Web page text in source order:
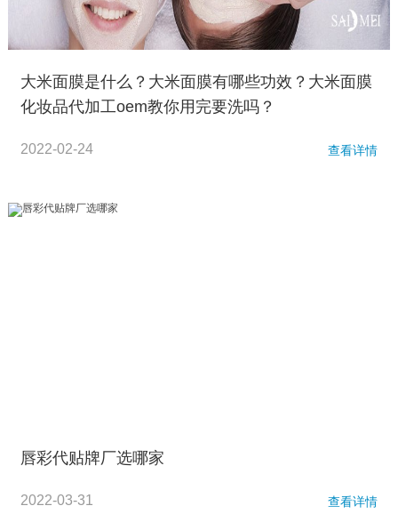
大米面膜是什么？大米面膜有哪些功效？大米面膜
化妆品代加工oem教你用完要洗吗？
2022-02-24 查看详情
唇彩代贴牌厂选哪家
2022-03-31 查看详情